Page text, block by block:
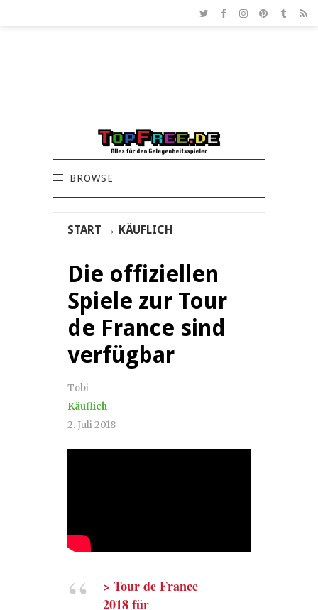
BROWSE
START → KÄUFLICH
Die offiziellen
Spiele zur Tour
de France sind
verfügbar
Tobi
Käuflich
2. Juli 2018
> Tour de France
2018 für